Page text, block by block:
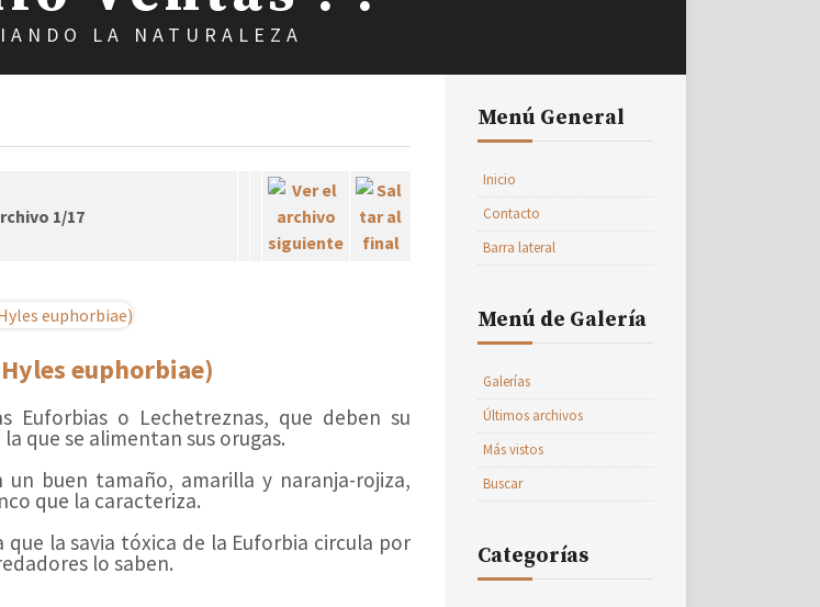
LA NATURALEZA
1/17
euphorbiae)
Euforbias o Lechetreznas, que deben su
que se alimentan sus orugas.
buen tamaño, amarilla y naranja-rojiza,
que la caracteriza.
la savia tóxica de la Euforbia circula por
lo saben.
Menú General
Inicio
Contacto
Barra lateral
Menú de Galería
Galerías
Últimos archivos
Más vistos
Buscar
Categorías